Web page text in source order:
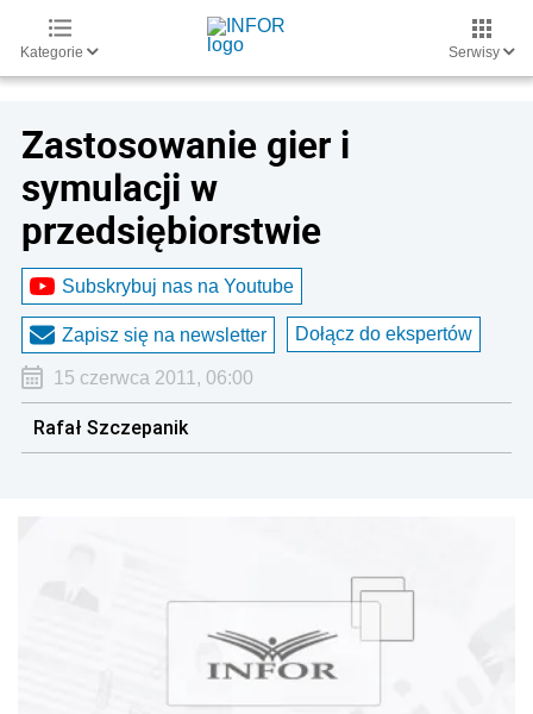
Kategorie Serwisy
Zastosowanie gier i
symulacji w
przedsiębiorstwie
Subskrybuj nas na Youtube
Zapisz się na newsletter Dołącz do ekspertów
15 czerwca 2011, 06:00
Rafał Szczepanik